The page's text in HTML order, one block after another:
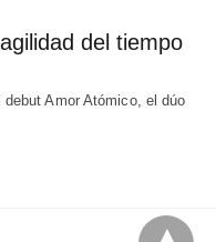
del tiempo
Amor Atómico, el dúo